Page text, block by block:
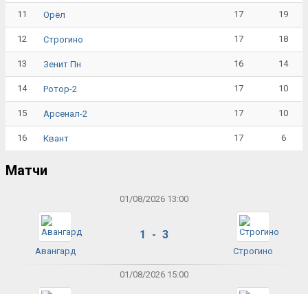
11 Орёл 17 19
12 Строгино 17 18
13 Зенит Пн 16 14
14 Ротор-2 17 10
15 Арсенал-2 17 10
16 Квант 17 6
Матчи
01/08/2026 13:00
Авангард
1 - 3
Строгино
01/08/2026 15:00